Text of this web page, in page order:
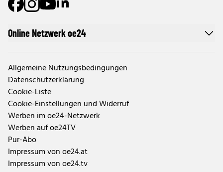
Online Netzwerk oe24
Allgemeine Nutzungsbedingungen
Datenschutzerklärung
Cookie-Liste
Cookie-Einstellungen und Widerruf
Werben im oe24-Netzwerk
Werben auf oe24TV
Pur-Abo
Impressum von oe24.at
Impressum von oe24.tv